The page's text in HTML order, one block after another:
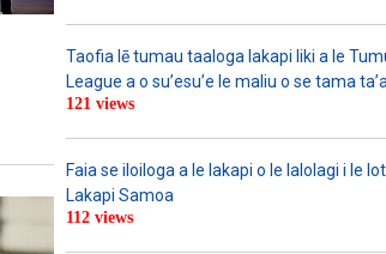
Taofia lē tumau taaloga lakapi liki a le
League a o su’esu’e le maliu o se tama
121 views
Faia se iloiloga a le lakapi o le lalolagi i le
Lakapi Samoa
112 views